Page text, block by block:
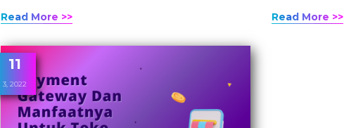
Read More >> Read More >>
11
3, 2022